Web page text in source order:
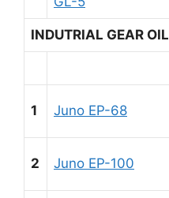
INDUTRIAL GEAR OIL
1 Juno EP-68
2 Juno EP-100